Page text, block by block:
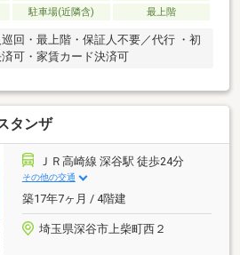
駐車場(近隣含) 最上階
回・最上階・保証人不要／代行 ・初
可・家賃カード決済可
タンザ
ＪＲ高崎線 深谷駅 徒歩24分
その他の交通
築17年7ヶ月 / 4階建
埼玉県深谷市上柴町西２